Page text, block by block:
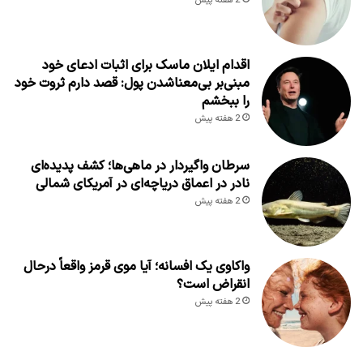
اقدام ایلان ماسک برای اثبات ادعای خود
مبنی‌بر بی‌معناشدن پول: قصد دارم ثروت خود
را ببخشم
2 هفته پیش
سرطان واگیردار در ماهی‌ها؛ کشف پدیده‌ای
نادر در اعماق دریاچه‌ای در آمریکای شمالی
2 هفته پیش
واکاوی یک افسانه؛ آیا موی قرمز واقعاً درحال
انقراض است؟
2 هفته پیش